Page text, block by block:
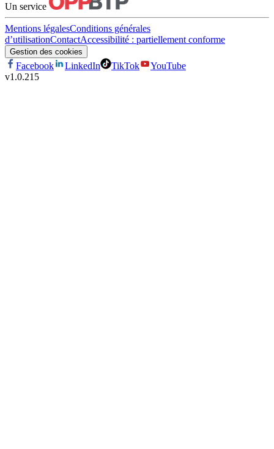
Un service
Mentions légalesConditions générales
d’utilisationContactAccessibilité : partiellement conforme
Gestion des cookies
Facebook LinkedIn TikTok
YouTube
v1.0.215